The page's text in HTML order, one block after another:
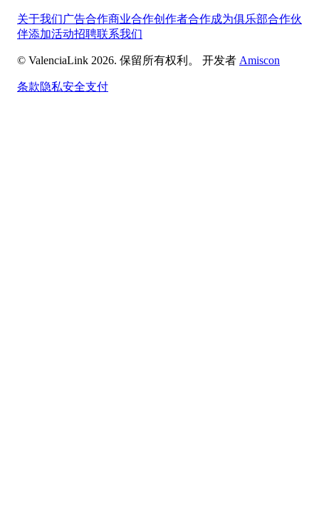
关于我们广告合作商业合作创作者合作成为俱乐部合作伙
伴添加活动招聘联系我们
© ValenciaLink 2026. 保留所有权利。 开发者 Amiscon
条款隐私安全支付